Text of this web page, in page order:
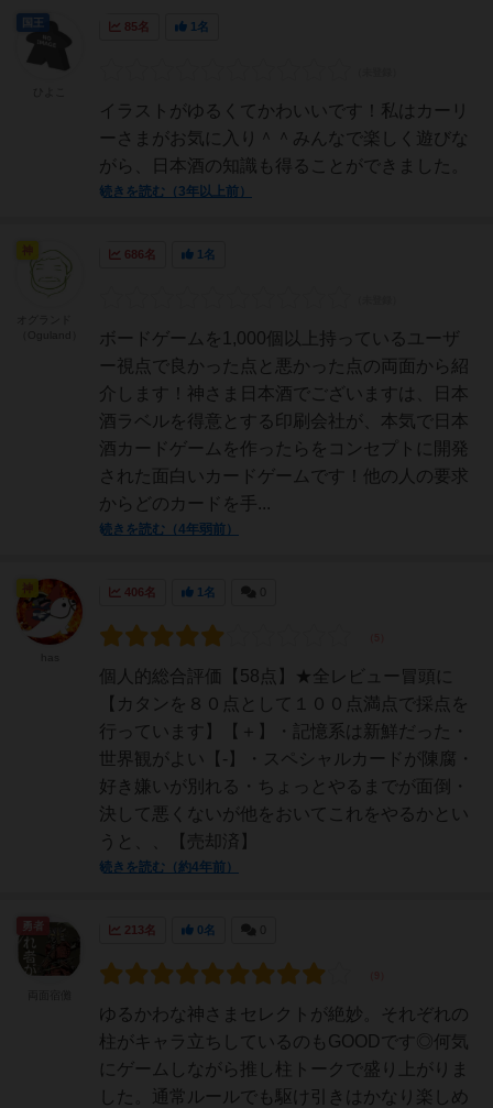
85名 1名
イラストがゆるくてかわいいです！私はカーリ
ーさまがお気に入り＾＾みんなで楽しく遊びな
がら、日本酒の知識も得ることができました。
続きを読む（3年以上前）
686名 1名
ボードゲームを1,000個以上持っているユーザ
ー視点で良かった点と悪かった点の両面から紹
介します！神さま日本酒でございますは、日本
酒ラベルを得意とする印刷会社が、本気で日本
酒カードゲームを作ったらをコンセプトに開発
された面白いカードゲームです！他の人の要求
からどのカードを手...
続きを読む（4年弱前）
406名 1名
個人的総合評価【58点】★全レビュー冒頭に
【カタンを８０点として１００点満点で採点を
行っています】【＋】・記憶系は新鮮だった・
世界観がよい【-】・スペシャルカードが陳腐・
好き嫌いが別れる・ちょっとやるまでが面倒・
決して悪くないが他をおいてこれをやるかとい
うと、、【売却済】
続きを読む（約4年前）
213名 0名
ゆるかわな神さまセレクトが絶妙。それぞれの
柱がキャラ立ちしているのもGOODです◎何気
にゲームしながら推し柱トークで盛り上がりま
した。通常ルールでも駆け引きはかなり楽しめ
勇者